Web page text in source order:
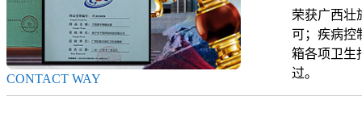
荣获广西壮
可；疾病控
箱各项卫生
过。
CONTACT WAY